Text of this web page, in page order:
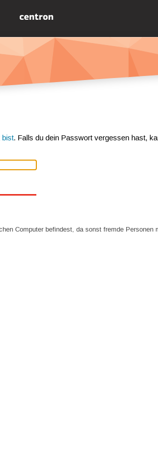
bist. Falls du dein Passwort vergessen hast,
Computer befindest, da sonst fremde Personen